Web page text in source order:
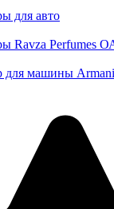
для авто
Ravza Perfumes
для машины